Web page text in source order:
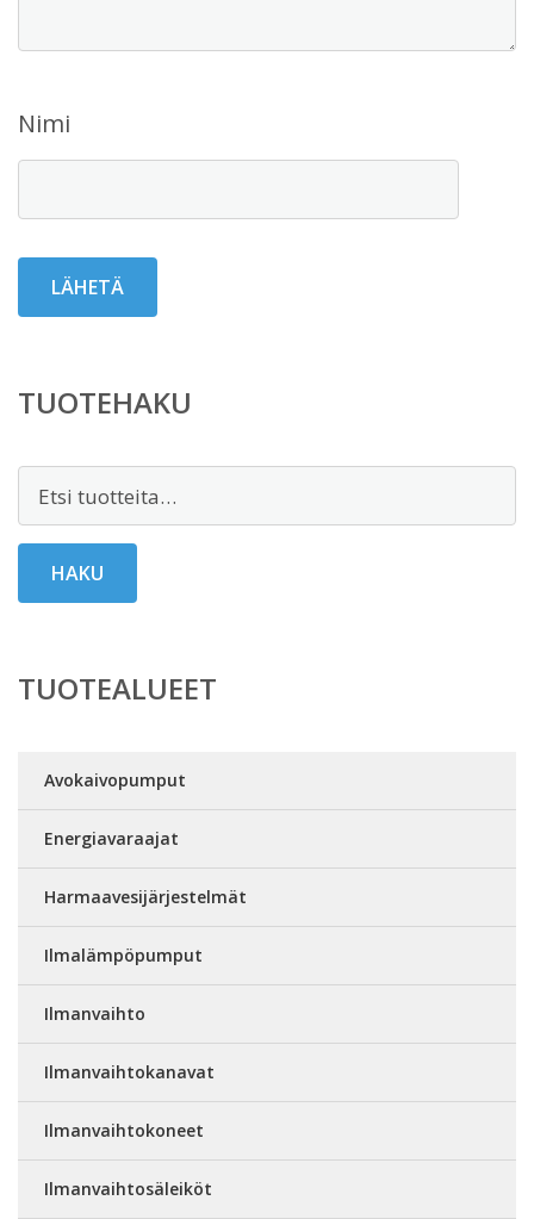
Nimi
TUOTEHAKU
HAKU
TUOTEALUEET
Avokaivopumput
Energiavaraajat
Harmaavesijärjestelmät
Ilmalämpöpumput
Ilmanvaihto
Ilmanvaihtokanavat
Ilmanvaihtokoneet
Ilmanvaihtosäleiköt